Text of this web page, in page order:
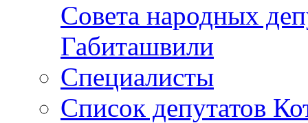
Совета народных
Габиташвили
Специалисты
Список депутатов